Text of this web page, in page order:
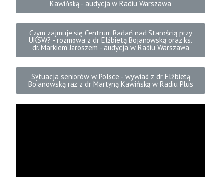
Kawińską - audycja w Radiu Warszawa
Czym zajmuje się Centrum Badań nad Starością przy
UKSW? - rozmowa z dr Elżbietą Bojanowską oraz ks.
dr. Markiem Jaroszem - audycja w Radiu Warszawa
Sytuacja seniorów w Polsce - wywiad z dr Elżbietą
Bojanowską raz z dr Martyną Kawińską w Radiu Plus